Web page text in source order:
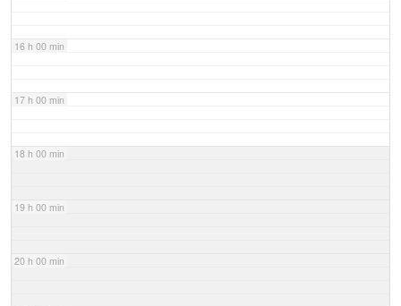
16 h 00 min
17 h 00 min
18 h 00 min
19 h 00 min
20 h 00 min